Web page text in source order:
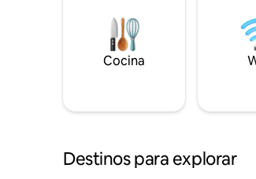
Cocina
Destinos para explorar